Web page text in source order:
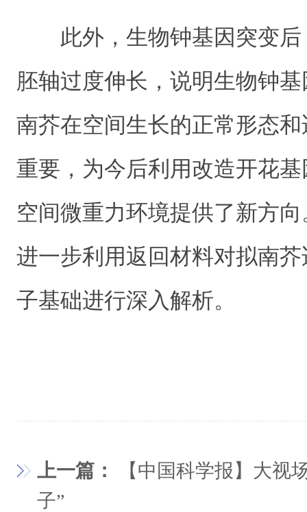
此外，生物钟基因突变后
胚轴过度伸长，说明生物钟
南芥在空间生长的正常形态
重要，为今后利用改造开花
空间微重力环境提供了新方
进一步利用返回材料对拟南
子基础进行深入解析。
上一篇：
【中国科学报】大视
子”